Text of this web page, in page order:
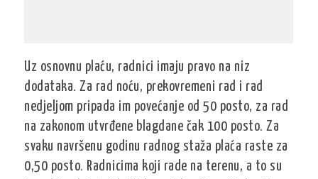
Uz osnovnu plaću, radnici imaju pravo na niz
dodataka. Za rad noću, prekovremeni rad i rad
nedjeljom pripada im povećanje od 50 posto, za rad
na zakonom utvrđene blagdane čak 100 posto. Za
svaku navršenu godinu radnog staža plaća raste za
0,50 posto. Radnicima koji rade na terenu, a to su